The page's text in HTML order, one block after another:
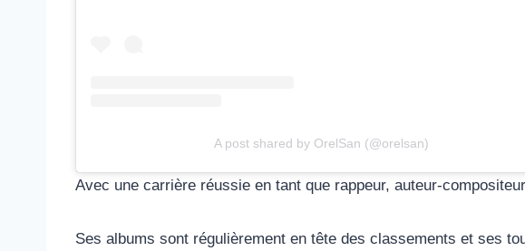
A post shared by OrelSan (@orelsan)
Avec une carrière réussie en tant que rappeur, auteur-
Ses albums sont régulièrement en tête des classements et ses